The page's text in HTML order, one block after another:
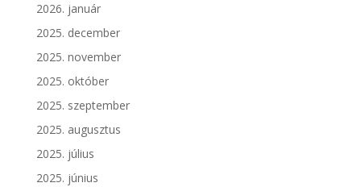
2026. január
2025. december
2025. november
2025. október
2025. szeptember
2025. augusztus
2025. július
2025. június